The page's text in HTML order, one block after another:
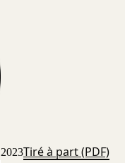
2023Tiré à part (PDF)